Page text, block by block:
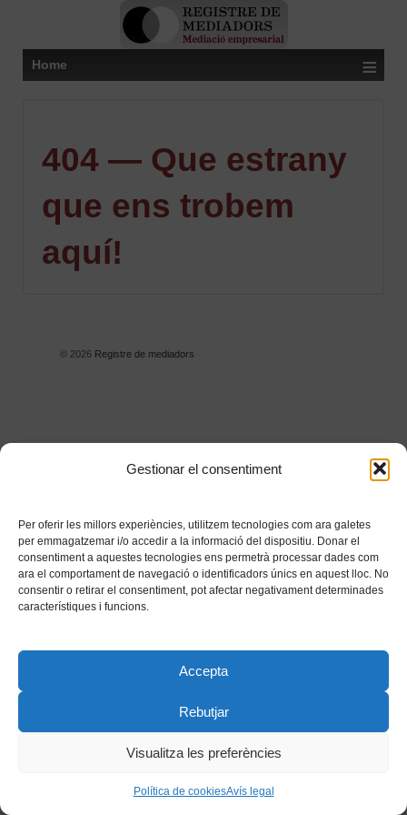
Gestionar el consentiment
Per oferir les millors experiències, utilitzem tecnologies com ara galetes
per emmagatzemar i/o accedir a la informació del dispositiu. Donar el
consentiment a aquestes tecnologies ens permetrà processar dades com
ara el comportament de navegació o identificadors únics en aquest lloc. No
consentir o retirar el consentiment, pot afectar negativament determinades
característiques i funcions.
Accepta
Rebutjar
Visualitza les preferències
Política de cookiesAvís legal
Home ≡
404 — Que estrany
que ens trobem
aquí!
© 2026Registre de mediadors